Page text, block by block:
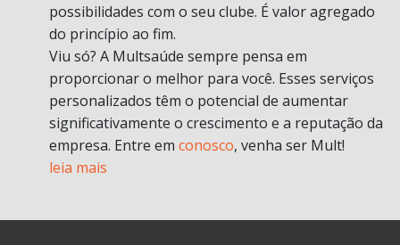
possibilidades com o seu clube. É valor agregado
do princípio ao fim.
Viu só? A Multsaúde sempre pensa em
proporcionar o melhor para você. Esses serviços
personalizados têm o potencial de aumentar
significativamente o crescimento e a reputação da
empresa. Entre em conosco, venha ser Mult!
leia mais